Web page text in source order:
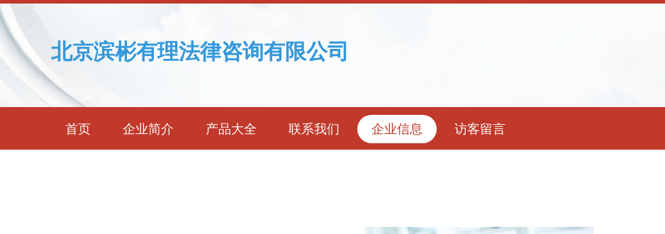
北京滨彬有理法律咨询有限公司
首页 企业简介 产品大全 联系我们 企业信息 访客留言